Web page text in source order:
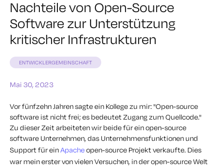
Nachteile von Open-Source
Software zur Unterstützung
kritischer Infrastrukturen
ENTWICKLERGEMEINSCHAFT
Mai 30, 2023
Vor fünfzehn Jahren sagte ein Kollege zu mir: "Open-source
software ist nicht frei; es bedeutet Zugang zum Quellcode."
Zu dieser Zeit arbeiteten wir beide für ein open-source
software Unternehmen, das Unternehmensfunktionen und
Support für einApacheopen-source Projekt verkaufte. Dies
war mein erster von vielen Versuchen, in der open-source Welt